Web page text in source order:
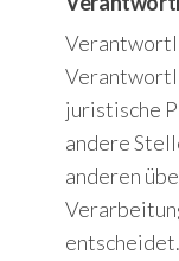
juristische
andere
anderen